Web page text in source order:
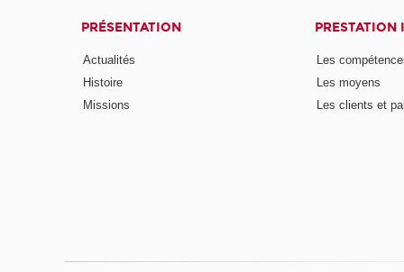
PRÉSENTATION
Actualités
Histoire
Missions
PRESTATION
Les
Les moyens
Les clients et